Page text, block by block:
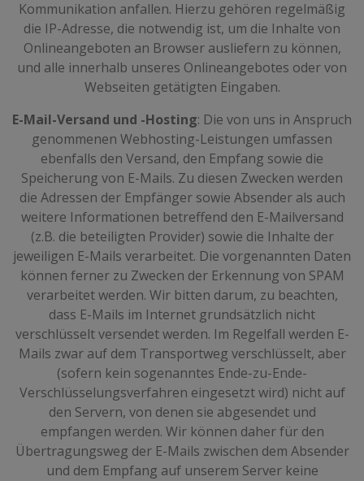
Kommunikation anfallen. Hierzu gehören regelmäßig
die IP-Adresse, die notwendig ist, um die Inhalte von
Onlineangeboten an Browser ausliefern zu können,
und alle innerhalb unseres Onlineangebotes oder von
Webseiten getätigten Eingaben.
E-Mail-Versand und -Hosting: Die von uns in Anspruch
genommenen Webhosting-Leistungen umfassen
ebenfalls den Versand, den Empfang sowie die
Speicherung von E-Mails. Zu diesen Zwecken werden
die Adressen der Empfänger sowie Absender als auch
weitere Informationen betreffend den E-Mailversand
(z.B. die beteiligten Provider) sowie die Inhalte der
jeweiligen E-Mails verarbeitet. Die vorgenannten Daten
können ferner zu Zwecken der Erkennung von SPAM
verarbeitet werden. Wir bitten darum, zu beachten,
dass E-Mails im Internet grundsätzlich nicht
verschlüsselt versendet werden. Im Regelfall werden E-
Mails zwar auf dem Transportweg verschlüsselt, aber
(sofern kein sogenanntes Ende-zu-Ende-
Verschlüsselungsverfahren eingesetzt wird) nicht auf
den Servern, von denen sie abgesendet und
empfangen werden. Wir können daher für den
Übertragungsweg der E-Mails zwischen dem Absender
und dem Empfang auf unserem Server keine